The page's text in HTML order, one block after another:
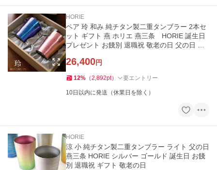
HORIE
ペア 玲 和み 純チタン製二重タンブラー 2本セ
ット ギフト 燕 ホリエ 燕三条 HORIE 誕生日
プレゼント お餞別 退職祝 敬老の日 父の日 プ
26,400円
12% （2,892pt） 要エントリー
10日以内に発送（休業日を除く）
HORIE
涼 小 純チタン製二重タンブラー ライト 父の日
燕三条 HORIE シルバー ゴールド 誕生日 お餞
別 退職祝 ギフト 敬老の日